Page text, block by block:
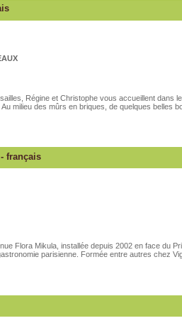
Régine et Christophe vous accueillent dans
milieu des mûrs en briques, de quelques belles
- français
Flora Mikula, installée depuis 2002 en face du
parisienne. Formée entre autres chez